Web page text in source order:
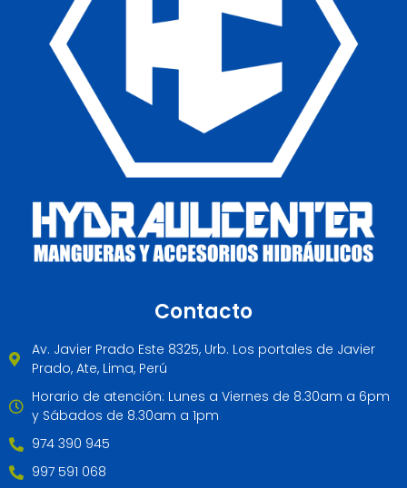
Contacto
Av. Javier Prado Este 8325, Urb. Los portales de Javier
Prado, Ate, Lima, Perú
Horario de atención: Lunes a Viernes de 8.30am a 6pm
y Sábados de 8.30am a 1pm
974 390 945
997 591 068